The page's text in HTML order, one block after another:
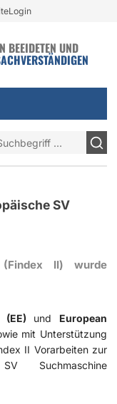
Login
BEEIDETEN UND
SV
II) wurde
(EE) und European
mit Unterstützung
II Vorarbeiten zur
Suchmaschine